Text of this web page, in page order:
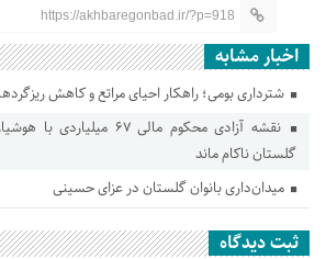
https://akhbaregonbad.ir/?p=918
اخبار مشابه
شترداری بومی؛ راهکار احیای مراتع و کاهش ریزگردها
نقشه آزادی محکوم مالی ۶۷
گلستان ناکام ماند
میدان‌داری بانوان گلستان در عزای حسینی
ثبت دیدگاه